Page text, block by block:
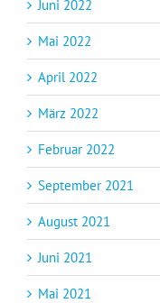
Juni 2022
Mai 2022
April 2022
März 2022
Februar 2022
September 2021
August 2021
Juni 2021
Mai 2021